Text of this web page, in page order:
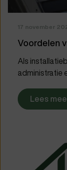
17 november
Voordelen
Als
administratie
Lees